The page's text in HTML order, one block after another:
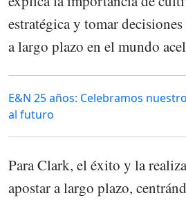
estratégica y tomar
a largo plazo en el mundo
E&N 25 años: Celebramos
al futuro
Para Clark, el éxito y la
apostar a largo plazo,